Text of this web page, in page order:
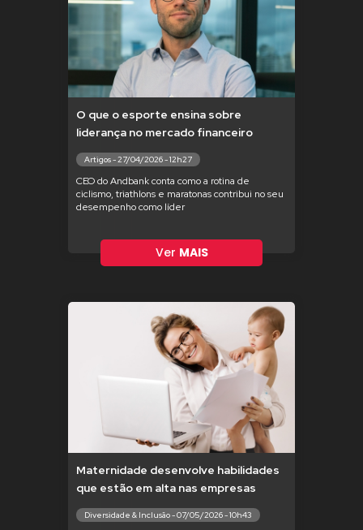
O que o esporte ensina sobre
liderança no mercado financeiro
Artigos - 27/04/2026 - 12h27
CEO do Andbank conta como a rotina de
ciclismo, triathlons e maratonas contribui no seu
desempenho como líder
Ver MAIS
Maternidade desenvolve habilidades
que estão em alta nas empresas
Diversidade & Inclusão - 07/05/2026 - 10h43